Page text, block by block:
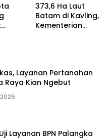
373,6 Ha Laut
Batam di Kavling,
Kementerian
Layanan Pertanahan
Raya Kian Ngebut
Layanan BPN Palangka